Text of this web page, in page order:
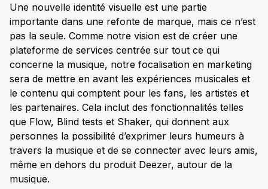
Une nouvelle identité visuelle est une partie
importante dans une refonte de marque, mais ce n’est
pas la seule. Comme notre vision est de créer une
plateforme de services centrée sur tout ce qui
concerne la musique, notre focalisation en marketing
sera de mettre en avant les expériences musicales et
le contenu qui comptent pour les fans, les artistes et
les partenaires. Cela inclut des fonctionnalités telles
que Flow, Blind tests et Shaker, qui donnent aux
personnes la possibilité d’exprimer leurs humeurs à
travers la musique et de se connecter avec leurs amis,
même en dehors du produit Deezer, autour de la
musique.